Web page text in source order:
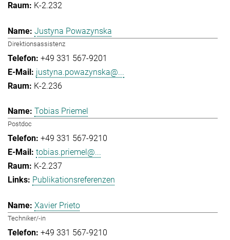
K-2.232
Justyna Powazynska
Direktionsassistenz
+49 331 567-9201
justyna.powazynska@...
K-2.236
Tobias Priemel
Postdoc
+49 331 567-9210
tobias.priemel@...
K-2.237
Publikationsreferenzen
Xavier Prieto
Techniker/-in
+49 331 567-9210